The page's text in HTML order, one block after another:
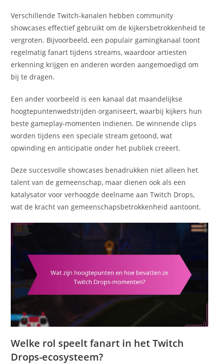
Verschillende Twitch-kanalen hebben community
showcases effectief gebruikt om de kijkersbetrokkenheid te
vergroten. Bijvoorbeeld, een populair gamingkanaal toont
regelmatig fanart tijdens streams, waardoor artiesten
erkenning krijgen en anderen worden aangemoedigd om
bij te dragen.
Een ander voorbeeld is een kanaal dat maandelijkse
hoogtepuntenwedstrijden organiseert, waarbij kijkers hun
beste gameplay-momenten indienen. De winnende clips
worden tijdens een speciale stream getoond, wat
opwinding en anticipatie onder het publiek creëert.
Deze succesvolle showcases benadrukken niet alleen het
talent van de gemeenschap, maar dienen ook als een
katalysator voor verhoogde deelname aan Twitch Drops,
wat de kracht van gemeenschapsbetrokkenheid aantoont.
Welke rol speelt fanart in het Twitch
Drops-ecosysteem?